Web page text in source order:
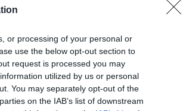
or processing of your personal or
use the below opt-out section to
request is processed you may
utilized by us or personal
You may separately opt-out of the
on the IAB’s list of downstream
ευρώ, οι οποίοι δεν ωφελήθηκαν
για τους οποίους προβλέπεται